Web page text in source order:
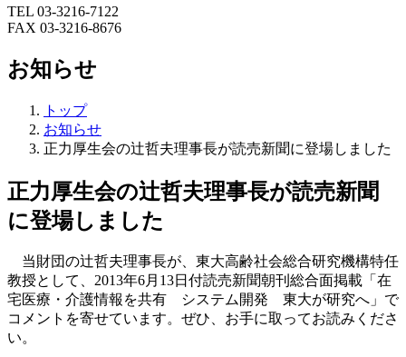
TEL 03-3216-7122
FAX 03-3216-8676
お知らせ
トップ
お知らせ
正力厚生会の辻哲夫理事長が読売新聞に登場しました
正力厚生会の辻哲夫理事長が読売新聞
に登場しました
当財団の辻哲夫理事長が、東大高齢社会総合研究機構特任
教授として、2013年6月13日付読売新聞朝刊総合面掲載「在
宅医療・介護情報を共有 システム開発 東大が研究へ」で
コメントを寄せています。ぜひ、お手に取ってお読みくださ
い。